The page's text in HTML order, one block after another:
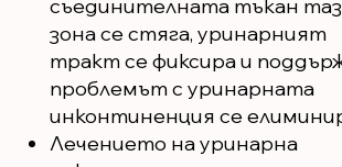
съединителната тъкан
зона се стяга, уринарният
тракт се фиксира и
проблемът с уринарната
инконтиненция се
Лечението на уринарна